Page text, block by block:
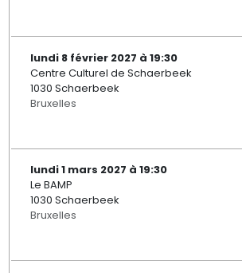
lundi 8 février 2027 à 19:30
Centre Culturel de Schaerbeek
1030 Schaerbeek
Bruxelles
lundi 1 mars 2027 à 19:30
Le BAMP
1030 Schaerbeek
Bruxelles